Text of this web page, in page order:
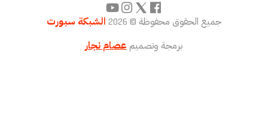
جميع الحقوق محفوظة © 2026
الشبكة سبورت
برمجة وتصميم عصام نجار